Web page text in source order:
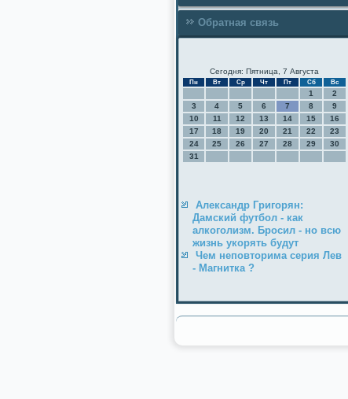
Обратная связь
Сегодня: Пятница, 7 Августа
Пн Вт Ср Чт Пт Сб Вс
1
2
3
4 5 6 7 8
9
10
11 12 13 14 15
16
17
18 19 20 21 22
23
24
25 26 27 28 29
30
31
Александр Григорян:
Дамский футбол - как
алкоголизм. Бросил - но всю
жизнь укорять будут
Чем неповторима серия Лев
- Магнитка ?